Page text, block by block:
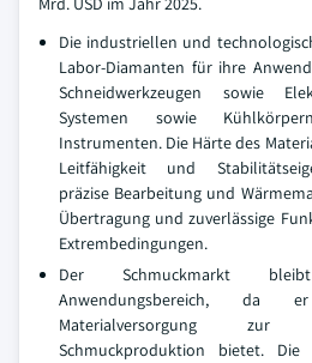
Die industriellen und
Labor-Diamanten für ihre
Schneidwerkzeugen sowie
Systemen sowie
Instrumenten. Die Härte des
Leitfähigkeit und
präzise Bearbeitung und
Übertragung und zuverlässige
Extrembedingungen.
Der Schmuckmarkt
Anwendungsbereich, da
Materialversorgung zur
Schmuckproduktion bietet. Die